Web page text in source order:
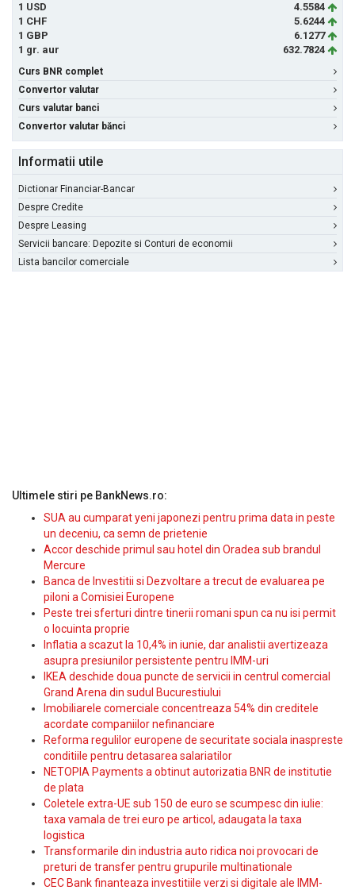
1 USD
4.5584
1 CHF
5.6244
1 GBP
6.1277
1 gr. aur
632.7824
Curs BNR complet
Convertor valutar
Curs valutar banci
Convertor valutar bănci
Informatii utile
Dictionar Financiar-Bancar
Despre Credite
Despre Leasing
Servicii bancare: Depozite si Conturi de economii
Lista bancilor comerciale
Ultimele stiri pe BankNews.ro:
SUA au cumparat yeni japonezi pentru prima data in peste
un deceniu, ca semn de prietenie
Accor deschide primul sau hotel din Oradea sub brandul
Mercure
Banca de Investitii si Dezvoltare a trecut de evaluarea pe
piloni a Comisiei Europene
Peste trei sferturi dintre tinerii romani spun ca nu isi permit
o locuinta proprie
Inflatia a scazut la 10,4% in iunie, dar analistii avertizeaza
asupra presiunilor persistente pentru IMM-uri
IKEA deschide doua puncte de servicii in centrul comercial
Grand Arena din sudul Bucurestiului
Imobiliarele comerciale concentreaza 54% din creditele
acordate companiilor nefinanciare
Reforma regulilor europene de securitate sociala inaspreste
conditiile pentru detasarea salariatilor
NETOPIA Payments a obtinut autorizatia BNR de institutie
de plata
Coletele extra-UE sub 150 de euro se scumpesc din iulie:
taxa vamala de trei euro pe articol, adaugata la taxa
logistica
Transformarile din industria auto ridica noi provocari de
preturi de transfer pentru grupurile multinationale
CEC Bank finanteaza investitiile verzi si digitale ale IMM-